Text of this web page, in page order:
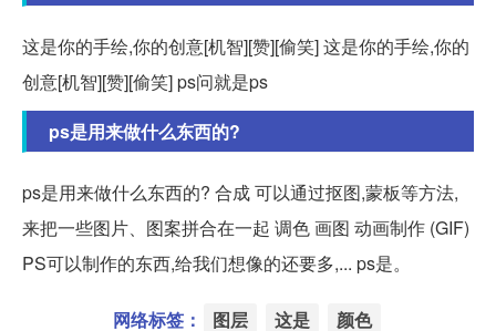
这是你的手绘,你的创意[机智][赞][偷笑] 这是你的手绘,你的
创意[机智][赞][偷笑] ps问就是ps
ps是用来做什么东西的?
ps是用来做什么东西的? 合成 可以通过抠图,蒙板等方法,
来把一些图片、图案拼合在一起 调色 画图 动画制作 (GIF)
PS可以制作的东西,给我们想像的还要多,... ps是。
网络标签： 图层 这是 颜色